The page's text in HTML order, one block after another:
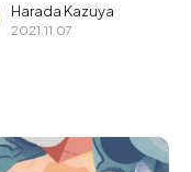
Harada Kazuya
2021.11.07